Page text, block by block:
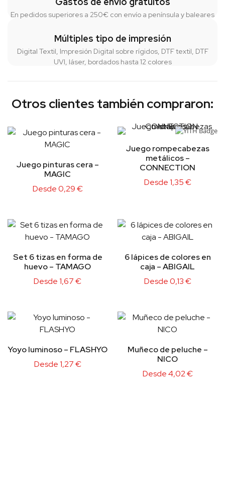
En pedidos superiores a 250€ con envío a península y baleares
Múltiples tipo de impresión
Digital Textil, Impresión Digital sobre rígidos, DTF textil, DTF
UVI, láser, bordados hasta 12 colores
Otros clientes también compraron:
Juego pinturas cera –
MAGIC
Desde0,29€
Juego rompecabezas
metálicos –
CONNECTION
Desde1,35€
Set 6 tizas en forma de
huevo – TAMAGO
Desde1,67€
6 lápices de colores en
caja – ABIGAIL
Desde0,13€
Yoyo luminoso – FLASHYO
Desde1,27€
Muñeco de peluche –
NICO
Desde4,02€